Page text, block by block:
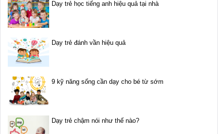
Dạy trẻ học tiếng anh hiệu quả tại nhà
Dạy trẻ đánh vần hiệu quả
9 kỹ năng sống cần dạy cho bé từ sớm
Dạy trẻ chậm nói như thế nào?